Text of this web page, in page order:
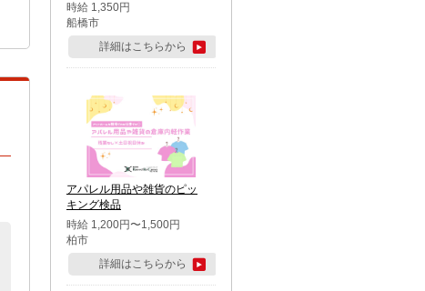
時給 1,350円
船橋市
詳細はこちらから
アパレル用品や雑貨のピッ
キング検品
時給 1,200円〜1,500円
柏市
詳細はこちらから